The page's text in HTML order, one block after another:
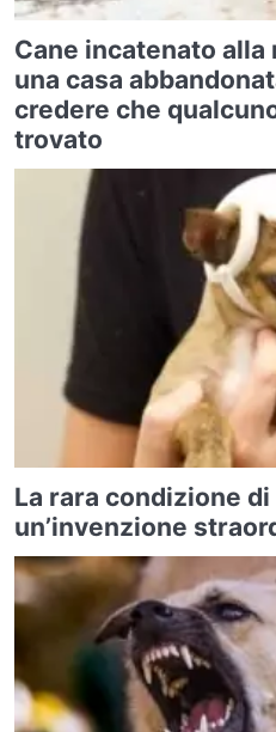
Cane incatenato
una casa
credere che
trovato
La rara condizione
un’invenzione